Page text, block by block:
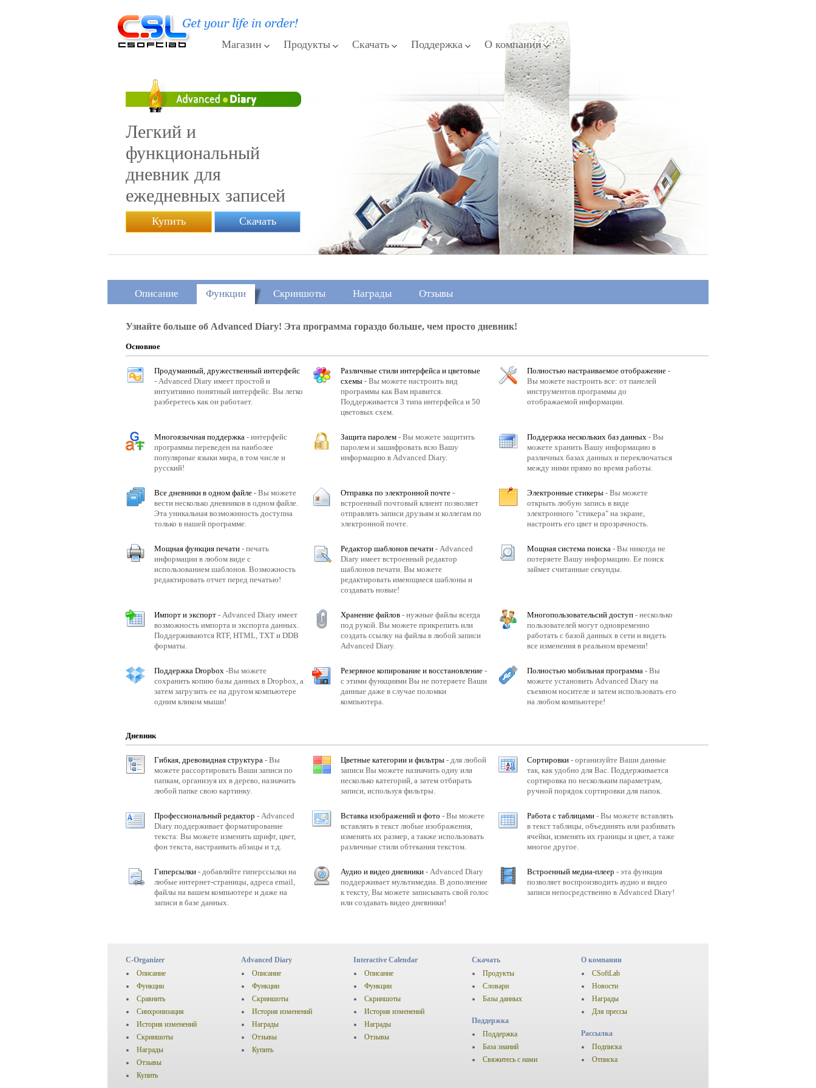
Магазин Продукты Скачать Поддержка О компании
Легкий и
функциональный
дневник для
ежедневных записей
Купить Скачать
Описание Функции Скриншоты Награды Отзывы
Узнайте больше об Advanced Diary! Эта программа гораздо больше, чем просто дневник!
Основное
Продуманный, дружественный интерфейс
- Advanced Diary имеет простой и
интуитивно понятный интерфейс. Вы легко
разберетесь как он работает.
Различные стили интерфейса и цветовые
схемы - Вы можете настроить вид
программы как Вам нравится.
Поддерживается 3 типа интерфейса и 50
цветовых схем.
Полностью настраиваемое отображение -
Вы можете настроить все: от панелей
инструментов программы до
отображаемой информации.
Многоязычная поддержка - интерфейс
программы переведен на наиболее
популярные языки мира, в том числе и
русский!
Защита паролем - Вы можете защитить
паролем и зашифровать всю Вашу
информацию в Advanced Diary.
Поддержка нескольких баз данных - Вы
можете хранить Вашу информацию в
различных базах данных и переключаться
между ними прямо во время работы.
Все дневники в одном файле - Вы можете
вести несколько дневников в одном файле.
Эта уникальная возможнность доступна
только в нашей программе.
Отправка по электронной почте -
встроенный почтовый клиент позволяет
отправлять записи друзьям и коллегам по
электронной почте.
Электронные стикеры - Вы можете
открыть любую запись в виде
электронного "стикера" на экране,
настроить его цвет и прозрачность.
Мощная функция печати - печать
информации в любом виде с
использованием шаблонов. Возможность
редактировать отчет перед печатью!
Редактор шаблонов печати - Advanced
Diary имеет встроенный редактор
шаблонов печати. Вы можете
редактировать имеющиеся шаблоны и
создавать новые!
Мощная система поиска - Вы никогда не
потеряете Вашу информацию. Ее поиск
займет считанные секунды.
Импорт и экспорт - Advanced Diary имеет
возможность импорта и экспорта данных.
Поддерживаются RTF, HTML, TXT и DDB
форматы.
Хранение файлов - нужные файлы всегда
под рукой. Вы можете прикрепить или
создать ссылку на файлы в любой записи
Advanced Diary.
Многопользовательсий доступ - несколько
пользователей могут одновременно
работать с базой данных в сети и видеть
все изменения в реальном времени!
Поддержка Dropbox -Вы можете
сохранить копию базы данных в Dropbox, а
затем загрузить ее на другом компьютере
одним кликом мыши!
Резервное копирование и восстановление -
с этими функциями Вы не потеряете Ваши
данные даже в случае поломки
компьютера.
Полностью мобильная программа - Вы
можете установить Advanced Diary на
съемном носителе и затем использовать его
на любом компьютере!
Дневник
Гибкая, древовидная структура - Вы
можете рассортировать Ваши записи по
папкам, организуя их в дерево, назначить
любой папке свою картинку.
Цветные категории и фильтры - для любой
записи Вы можете назначить одну или
несколько категорий, а затем отбирать
записи, используя фильтры.
Сортировки - организуйте Ваши данные
так, как удобно для Вас. Поддерживается
сортировка по нескольким параметрам,
ручной порядок сортировки для папок.
Профессиональный редактор - Advanced
Diary поддерживает форматирование
текста: Вы можете изменять шрифт, цвет,
фон текста, настраивать абзацы и т.д.
Вставка изображений и фото - Вы можете
вставлять в текст любые изображения,
изменять их размер, а также использовать
различные стили обтекания текстом.
Работа с таблицами - Вы можете вставлять
в текст таблицы, объединять или разбивать
ячейки, изменять их границы и цвет, а таже
многое другое.
Гиперсылки - добавляйте гиперссылки на
любые интернет-страницы, адреса email,
файлы на вашем компьютере и даже на
записи в базе данных.
Аудио и видео дневники - Advanced Diary
поддерживает мультимедиа. В дополнение
к тексту, Вы можете записывать свой голос
или создавать видео дневники!
Встроенный медиа-плеер - эта функция
позволяет воспроизводить аудио и видео
записи непосредственно в Advanced Diary!
C-Organizer
Описание
Функции
Сравнить
Синхронизация
История изменений
Скриншоты
Награды
Отзывы
Купить
Advanced Diary
Описание
Функции
Скриншоты
История изменений
Награды
Отзывы
Купить
Interactive Calendar
Описание
Функции
Скриншоты
История изменений
Награды
Отзывы
Поддержка
Поддержка
База знаний
Свяжитесь с нами
Рассылка
Подписка
Отписка
О компании
CSoftLab
Новости
Награды
Для прессы
Скачать
Продукты
Словари
Базы данных